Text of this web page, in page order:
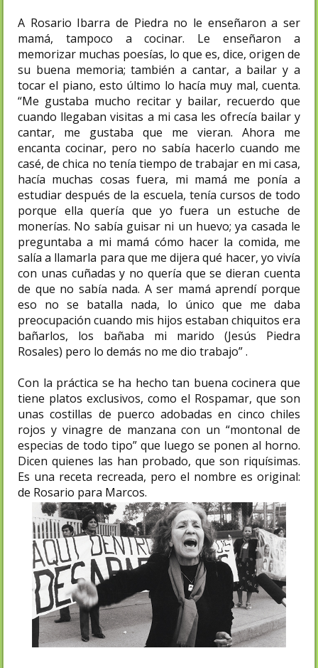
A Rosario Ibarra de Piedra no le enseñaron a ser
mamá, tampoco a cocinar. Le enseñaron a
memorizar muchas poesías, lo que es, dice, origen de
su buena memoria; también a cantar, a bailar y a
tocar el piano, esto último lo hacía muy mal, cuenta.
“Me gustaba mucho recitar y bailar, recuerdo que
cuando llegaban visitas a mi casa les ofrecía bailar y
cantar, me gustaba que me vieran. Ahora me
encanta cocinar, pero no sabía hacerlo cuando me
casé, de chica no tenía tiempo de trabajar en mi casa,
hacía muchas cosas fuera, mi mamá me ponía a
estudiar después de la escuela, tenía cursos de todo
porque ella quería que yo fuera un estuche de
monerías. No sabía guisar ni un huevo; ya casada le
preguntaba a mi mamá cómo hacer la comida, me
salía a llamarla para que me dijera qué hacer, yo vivía
con unas cuñadas y no quería que se dieran cuenta
de que no sabía nada. A ser mamá aprendí porque
eso no se batalla nada, lo único que me daba
preocupación cuando mis hijos estaban chiquitos era
bañarlos, los bañaba mi marido (Jesús Piedra
Rosales) pero lo demás no me dio trabajo” .
Con la práctica se ha hecho tan buena cocinera que
tiene platos exclusivos, como el Rospamar, que son
unas costillas de puerco adobadas en cinco chiles
rojos y vinagre de manzana con un “montonal de
especias de todo tipo” que luego se ponen al horno.
Dicen quienes las han probado, que son riquísimas.
Es una receta recreada, pero el nombre es original:
de Rosario para Marcos.